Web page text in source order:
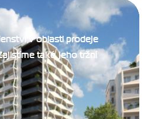
v oblasti prodeje
také jeho tržní